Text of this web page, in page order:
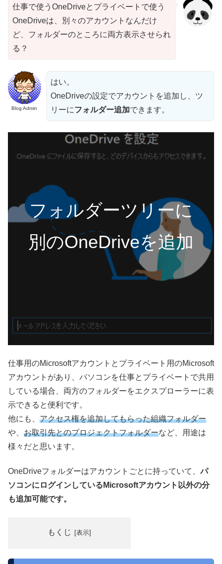
仕事で使うOneDriveとプライベートで使う
OneDriveは、別々のアカウントなんだけ
ど、フォルダーのところに両方表示させられ
る？
Blog Admin
はい。
OneDriveの設定でアカウントを追加し、ツ
リーにフォルダー追加できます。
フォルダーツリーに
別のOneDriveを追加
仕事用のMicrosoftアカウントとプライベート用のMicrosoft
アカウントがあり、パソコンを仕事とプライベートで共用
している場合、両方のフォルダーをエクスプローラーに表
示できると便利です。
他にも、 アクセス権を追加してもらった組織フォルダー
や、 お取引先とのプロジェクトフォルダーなど、用途は
様々だと思います。
OneDriveフォルダーはアカウントごとに持っていて、パ
ソコンにログインしているMicrosoftアカウント以外の分
も追加可能です。
もくじ